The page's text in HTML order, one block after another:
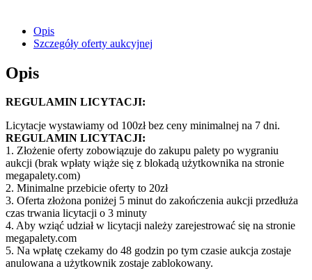
Opis
Szczegóły oferty aukcyjnej
Opis
REGULAMIN LICYTACJI:
Licytacje wystawiamy od 100zł bez ceny minimalnej na 7 dni.
REGULAMIN LICYTACJI:
1. Złożenie oferty zobowiązuje do zakupu palety po wygraniu
aukcji (brak wpłaty wiąże się z blokadą użytkownika na stronie
megapalety.com)
2. Minimalne przebicie oferty to 20zł
3. Oferta złożona poniżej 5 minut do zakończenia aukcji przedłuża
czas trwania licytacji o 3 minuty
4. Aby wziąć udział w licytacji należy zarejestrować się na stronie
megapalety.com
5. Na wpłatę czekamy do 48 godzin po tym czasie aukcja zostaje
anulowana a użytkownik zostaje zablokowany.